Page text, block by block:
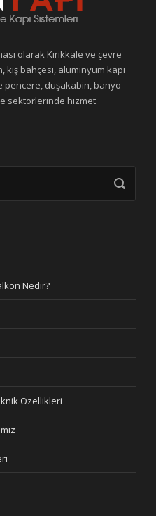
olarak Kırıkkale ve çevre
bahçesi, alüminyum kapı
pencere, duşakabin, banyo
sektörlerinde hizmet
Nedir?
Özellikleri